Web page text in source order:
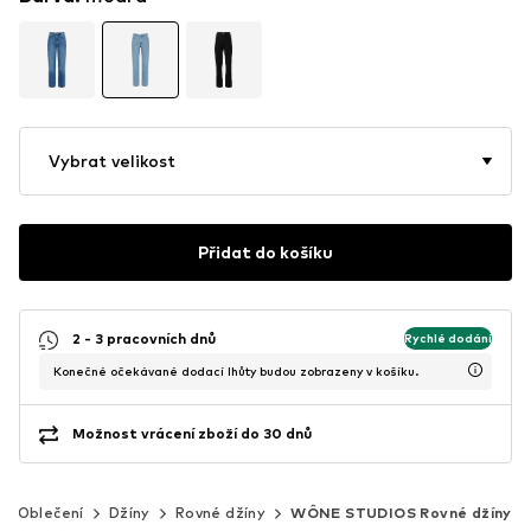
Vybrat velikost
Přidat do košíku
2 - 3 pracovních dnů Rychlé dodání
Konečné očekávané dodací lhůty budou zobrazeny v košíku.
Možnost vrácení zboží do 30 dnů
Oblečení Džíny Rovné džíny WÔNE STUDIOS Rovné džíny